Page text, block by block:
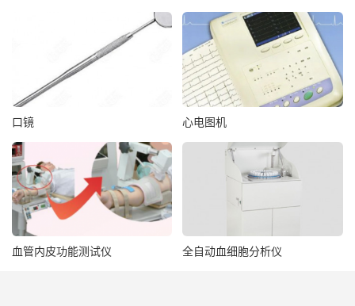
口镜 心电图机
血管内皮功能测试仪 全自动血细胞分析仪